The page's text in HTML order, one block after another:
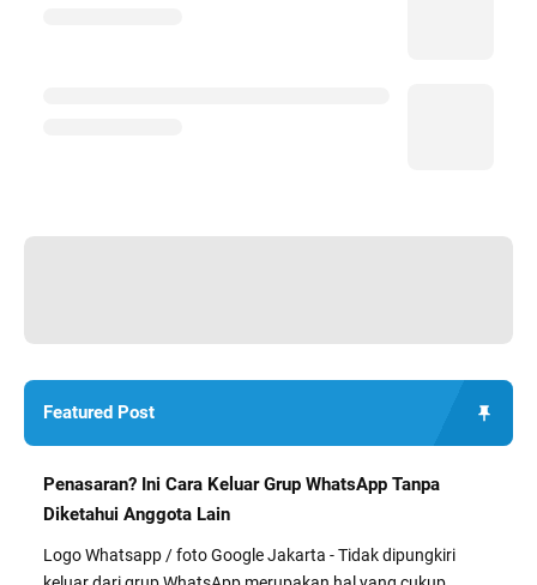
Featured Post
Penasaran? Ini Cara Keluar Grup WhatsApp Tanpa
Diketahui Anggota Lain
Logo Whatsapp / foto Google Jakarta - Tidak dipungkiri